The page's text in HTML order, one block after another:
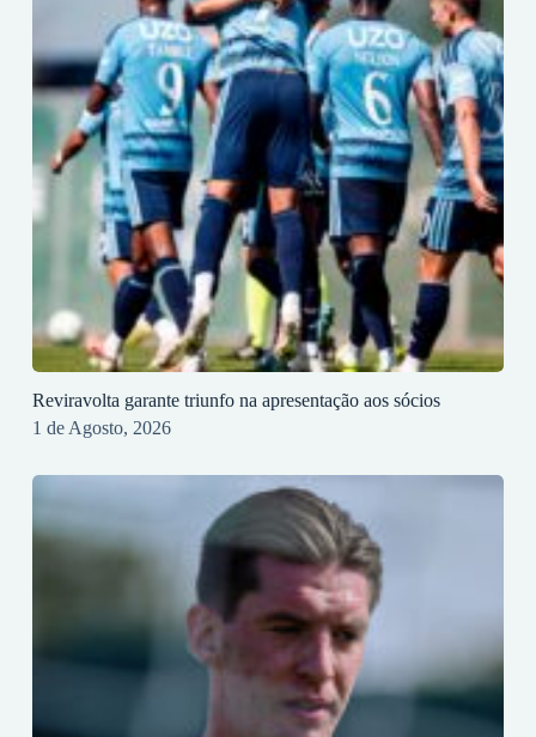
Reviravolta garante triunfo na apresentação aos sócios
1 de Agosto, 2026